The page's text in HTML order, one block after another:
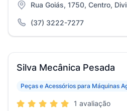
Rua Goiás, 1750, Centro,
(37) 3222-7277
Silva Mecânica Pesada
Peças e Acessórios para Máquinas
1 avaliação